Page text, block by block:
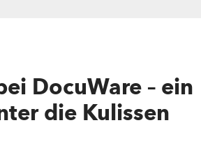
DocuWare – ein
die Kulissen